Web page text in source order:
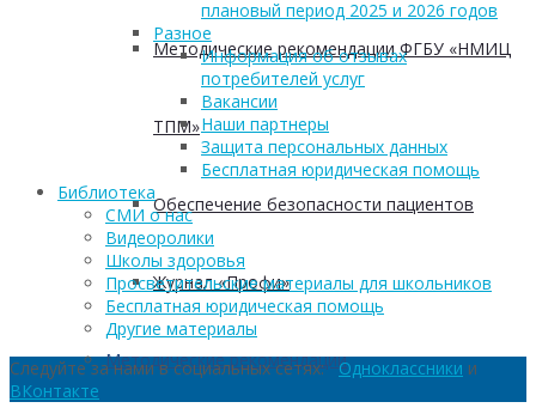
Методические рекомендации ФГБУ «НМИЦ
ТПМ»
Обеспечение безопасности пациентов
Журнал «Профи»
Методические рекомендации
плановый период 2025 и 2026 годов
Разное
Информация об отзывах
потребителей услуг
Вакансии
Наши партнеры
Защита персональных данных
Бесплатная юридическая помощь
Библиотека
СМИ о нас
Видеоролики
Школы здоровья
Просветительские материалы для школьников
Бесплатная юридическая помощь
Другие материалы
Следуйте за нами в социальных сетях:Одноклассники и
ВКонтакте